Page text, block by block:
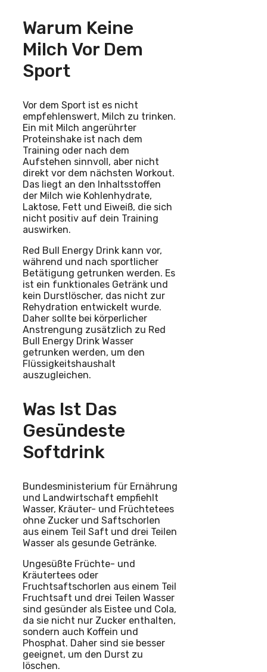
Warum Keine
Milch Vor Dem
Sport
Vor dem Sport ist es nicht
empfehlenswert, Milch zu trinken.
Ein mit Milch angerührter
Proteinshake ist nach dem
Training oder nach dem
Aufstehen sinnvoll, aber nicht
direkt vor dem nächsten Workout.
Das liegt an den Inhaltsstoffen
der Milch wie Kohlenhydrate,
Laktose, Fett und Eiweiß, die sich
nicht positiv auf dein Training
auswirken.
Red Bull Energy Drink kann vor,
während und nach sportlicher
Betätigung getrunken werden. Es
ist ein funktionales Getränk und
kein Durstlöscher, das nicht zur
Rehydration entwickelt wurde.
Daher sollte bei körperlicher
Anstrengung zusätzlich zu Red
Bull Energy Drink Wasser
getrunken werden, um den
Flüssigkeitshaushalt
auszugleichen.
Was Ist Das
Gesündeste
Softdrink
Bundesministerium für Ernährung
und Landwirtschaft empfiehlt
Wasser, Kräuter- und Früchtetees
ohne Zucker und Saftschorlen
aus einem Teil Saft und drei Teilen
Wasser als gesunde Getränke.
Ungesüßte Früchte- und
Kräutertees oder
Fruchtsaftschorlen aus einem Teil
Fruchtsaft und drei Teilen Wasser
sind gesünder als Eistee und Cola,
da sie nicht nur Zucker enthalten,
sondern auch Koffein und
Phosphat. Daher sind sie besser
geeignet, um den Durst zu
löschen.